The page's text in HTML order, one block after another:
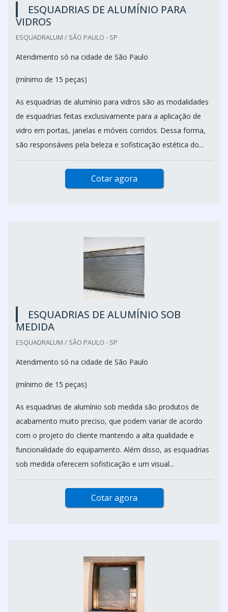
ESQUADRIAS DE ALUMÍNIO PARA
VIDROS
ESQUADRALUM / SÃO PAULO - SP
Atendimento só na cidade de São Paulo
(mínimo de 15 peças)
As esquadrias de alumínio para vidros são as modalidades
de esquadrias feitas exclusivamente para a aplicação de
vidro em portas, janelas e móveis corridos. Dessa forma,
são responsáveis pela beleza e sofisticação estética do...
Cotar agora
ESQUADRIAS DE ALUMÍNIO SOB
MEDIDA
ESQUADRALUM / SÃO PAULO - SP
Atendimento só na cidade de São Paulo
(mínimo de 15 peças)
As esquadrias de alumínio sob medida são produtos de
acabamento muito preciso, que podem variar de acordo
com o projeto do cliente mantendo a alta qualidade e
funcionalidade do equipamento. Além disso, as esquadrias
sob medida oferecem sofisticação e um visual...
Cotar agora